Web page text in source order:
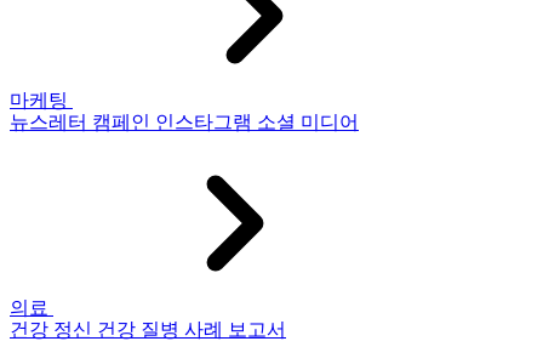
마케팅
뉴스레터 캠페인 인스타그램 소셜 미디어
의료
건강 정신 건강 질병 사례 보고서